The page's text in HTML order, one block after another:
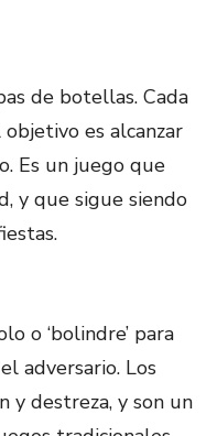
de botellas. Cada
es alcanzar
Es un juego que
y que sigue siendo
o ‘bolindre’ para
adversario. Los
y destreza, y son un